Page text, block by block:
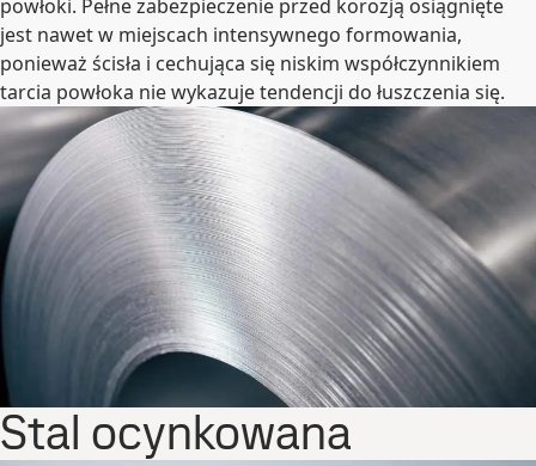
powłoki. Pełne zabezpieczenie przed korozją osiągnięte
jest nawet w miejscach intensywnego formowania,
ponieważ ścisła i cechująca się niskim współczynnikiem
tarcia powłoka nie wykazuje tendencji do łuszczenia się.
Stal ocynkowana